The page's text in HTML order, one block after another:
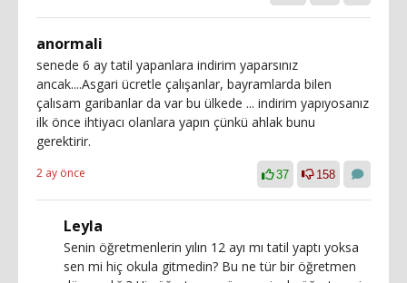
anormali
senede 6 ay tatil yapanlara indirim yaparsınız
ancak....Asgari ücretle çalışanlar, bayramlarda bilen
çalısam garibanlar da var bu ülkede ... indirim yapıyosanız
ilk önce ihtiyacı olanlara yapın çünkü ahlak bunu
gerektirir.
2 ay önce 37 158
Leyla
Senin öğretmenlerin yılın 12 ayı mı tatil yaptı yoksa
sen mi hiç okula gitmedin? Bu ne tür bir öğretmen